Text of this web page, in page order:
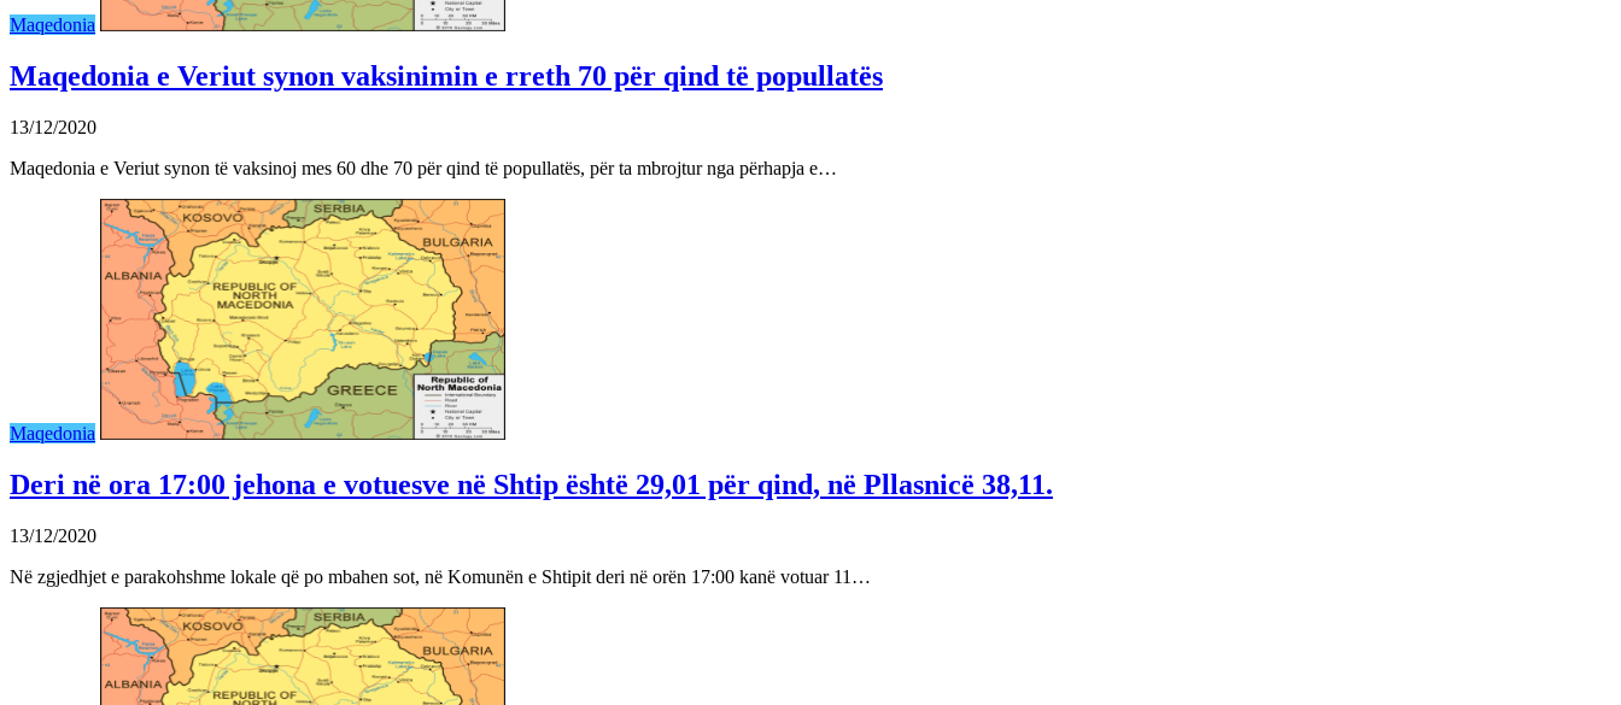
Maqedonia
Maqedonia e Veriut synon vaksinimin e rreth 70 për qind të popullatës
13/12/2020
Maqedonia e Veriut synon të vaksinoj mes 60 dhe 70 për qind të popullatës, për ta mbrojtur nga përhapja e…
Maqedonia
Deri në ora 17:00 jehona e votuesve në Shtip është 29,01 për qind, në Pllasnicë 38,11.
13/12/2020
Në zgjedhjet e parakohshme lokale që po mbahen sot, në Komunën e Shtipit deri në orën 17:00 kanë votuar 11…